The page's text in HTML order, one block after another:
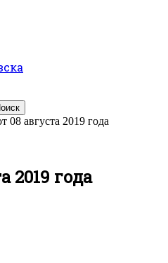
08 августа 2019 года
2019 года